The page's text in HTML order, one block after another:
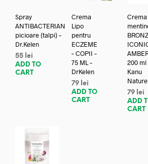
Spray
ANTIBACTERIAN
picioare (talpi) –
Dr.Kelen
55 lei
ADD TO
CART
Crema
Lipo
pentru
ECZEME
– COPII –
75 ML –
DrKelen
79 lei
ADD TO
CART
Crema
200 ml
Kanu
Nature
79 lei
ADD
CART